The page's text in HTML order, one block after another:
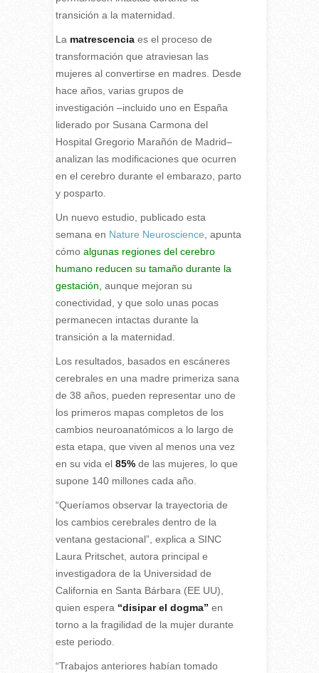
transición a la maternidad.
L a matrescenciaes el proceso de
transformación que atraviesan las
mujeres al convertirse en madres. Desde
hace años, varias grupos de
investigación –incluido uno en España
liderado por Susana Carmona del
Hospital Gregorio Marañón de Madrid–
analizan las modificaciones que ocurren
en el cerebro durante el embarazo, parto
y posparto.
Un nuevo estudio, publicado esta
semana en Nature Neuroscience , apunta
cómoalgunas regiones del cerebro
humano reducen su tamaño durante la
gestación, aunque mejoran su
conectividad, y que solo unas pocas
permanecen intactas durante la
transición a la maternidad.
Los resultados, basados en escáneres
cerebrales en una madre primeriza sana
de 38 años, pueden representar uno de
los primeros mapas completos de los
cambios neuroanatómicos a lo largo de
esta etapa, que viven al menos una vez
en su vida el 85%de las mujeres, lo que
supone 140 millones cada año.
“Queríamos observar la trayectoria de
los cambios cerebrales dentro de la
ventana gestacional”, explica a SINC
Laura Pritschet, autora principal e
investigadora de la Universidad de
California en Santa Bárbara (EE UU),
quien espera “disipar el dogma” en
torno a la fragilidad de la mujer durante
este periodo.
“Trabajos anteriores habían tomado